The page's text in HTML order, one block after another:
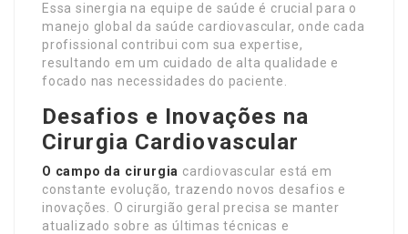
Essa sinergia na equipe de saúde é crucial para o
manejo global da saúde cardiovascular, onde cada
profissional contribui com sua expertise,
resultando em um cuidado de alta qualidade e
focado nas necessidades do paciente.
Desafios e Inovações na
Cirurgia Cardiovascular
O campo da cirurgia cardiovascular está em
constante evolução, trazendo novos desafios e
inovações. O cirurgião geral precisa se manter
atualizado sobre as últimas técnicas e